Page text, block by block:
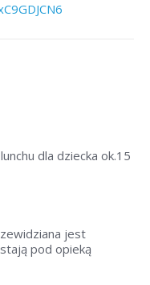
dla dziecka ok.15
jest
pod opieką